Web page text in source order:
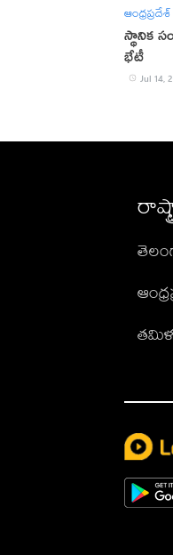
ఆంధ్రప్రదేశ్
స్థానిక
భేటీ
Jul 14,